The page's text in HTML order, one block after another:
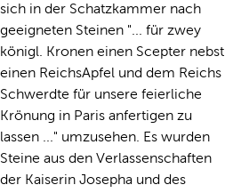
sich in der Schatzkammer nach
geeigneten Steinen "... für zwey
königl. Kronen einen Scepter nebst
einen ReichsApfel und dem Reichs
Schwerdte für unsere feierliche
Krönung in Paris anfertigen zu
lassen ..." umzusehen. Es wurden
Steine aus den Verlassenschaften
der Kaiserin Josepha und des